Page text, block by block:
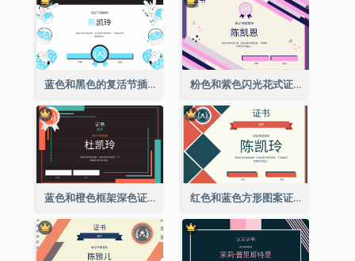
蓝色和黑色的复活节插图证书 粉色和紫色闪光花式证书
蓝色和橙色框架深色证书 红色和蓝色方形图案证书